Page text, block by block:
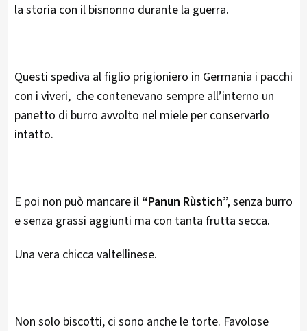
la storia con il bisnonno durante la guerra.
Questi spediva al figlio prigioniero in Germania i pacchi
con i viveri, che contenevano sempre all’interno un
panetto di burro avvolto nel miele per conservarlo
intatto.
E poi non può mancare il “Panun Rùstich”, senza burro
e senza grassi aggiunti ma con tanta frutta secca.
Una vera chicca valtellinese.
Non solo biscotti, ci sono anche le torte. Favolose